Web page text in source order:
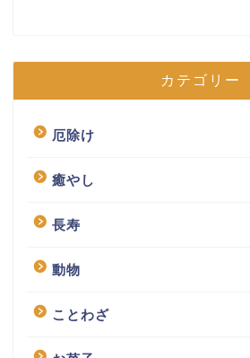
カテゴリー
厄除け
癒やし
長寿
動物
ことわざ